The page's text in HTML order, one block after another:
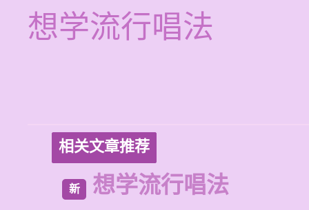
想学流行唱法
相关文章推荐
新 想学流行唱法